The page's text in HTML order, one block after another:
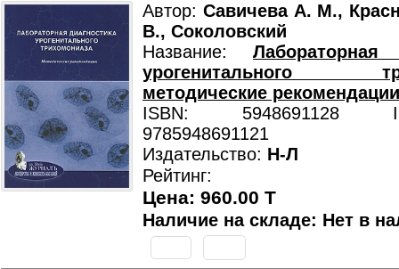
Автор: Савичева А. М.,
В., Соколовский
Название: Лабораторная
урогенитального
методические рекомендации
ISBN: 5948691128
9785948691121
Издательство: Н-Л
Рейтинг:
Цена: 960.00 T
Наличие на складе: Нет в